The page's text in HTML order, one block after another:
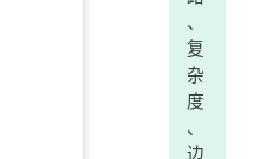
、
复
杂
度
、
边